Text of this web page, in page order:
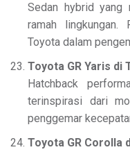
Sedan hybrid yang
ramah lingkungan.
Toyota dalam
Toyota GR Yaris di
Hatchback
terinspirasi dari
penggemar
Toyota GR Corolla